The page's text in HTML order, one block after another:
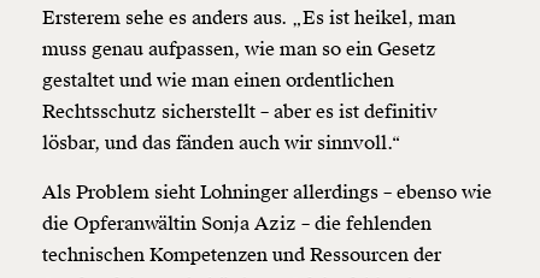
Ersterem sehe es anders aus. „Es ist heikel, man
muss genau aufpassen, wie man so ein Gesetz
gestaltet und wie man einen ordentlichen
Rechtsschutz sicherstellt – aber es ist definitiv
lösbar, und das fänden auch wir sinnvoll.“
Als Problem sieht Lohninger allerdings – ebenso wie
die Opferanwältin Sonja Aziz – die fehlenden
technischen Kompetenzen und Ressourcen der